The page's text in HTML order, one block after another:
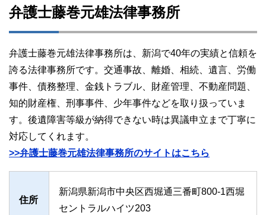
弁護士藤巻元雄法律事務所
弁護士藤巻元雄法律事務所は、新潟で40年の実績と信頼を
誇る法律事務所です。交通事故、離婚、相続、遺言、労働
事件、債務整理、金銭トラブル、財産管理、不動産問題、
知的財産権、刑事事件、少年事件などを取り扱っていま
す。後遺障害等級が納得できない時は異議申立まで丁寧に
対応してくれます。
>>弁護士藤巻元雄法律事務所のサイトはこちら
住所
新潟県新潟市中央区西堀通三番町800-1西堀
セントラルハイツ203